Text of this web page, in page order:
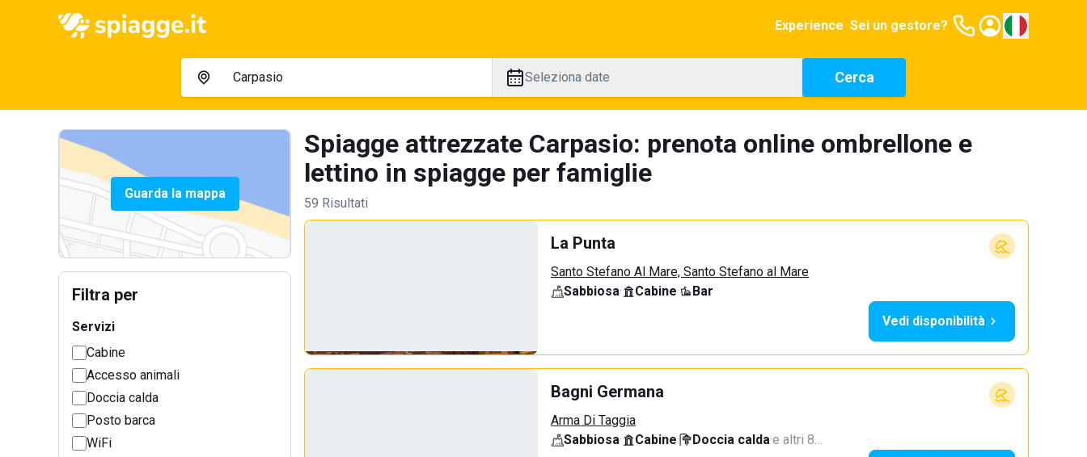
Experience Sei un gestore?
Seleziona date Cerca
Guarda la mappa
Filtra per
Servizi
Cabine
Accesso animali
Doccia calda
Posto barca
WiFi
Spiagge attrezzate Carpasio: prenota online ombrellone e
lettino in spiagge per famiglie
59 Risultati
La Punta
Santo Stefano Al Mare, Santo Stefano al Mare
Sabbiosa· Cabine·
Bar
Vedi disponibilità
Bagni Germana
Arma Di Taggia
Sabbiosa· Cabine· Doccia calda·e altri 8…